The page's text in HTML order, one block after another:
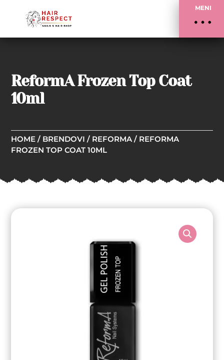
MENI
ReformA Frozen Top Coat
10ml
HOME / BRENDOVI / REFORMA / REFORMA
FROZEN TOP COAT 10ML